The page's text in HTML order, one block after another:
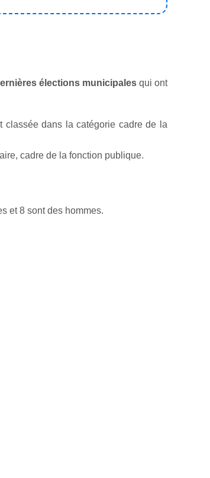
élections municipalesqui ont
dans la catégorie cadre de la
cadre de la fonction publique.
et 8 sont des hommes.